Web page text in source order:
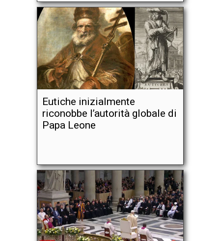
Eutiche inizialmente
riconobbe l’autorità globale di
Papa Leone